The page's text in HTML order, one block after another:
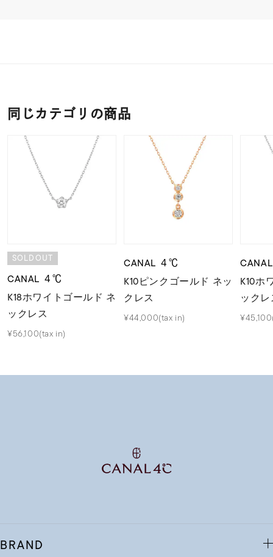
同じカテゴリの商品
SOLDOUT
CANAL ４℃
K18ホワイトゴールド ネ
ックレス
¥56,100(tax in)
CANAL ４℃
K10ピンクゴールド ネッ
クレス
¥44,000(tax in)
K10ホ
ック
BRAND